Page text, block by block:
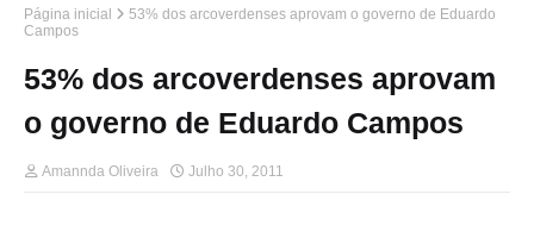
Página inicial
53% dos arcoverdenses aprovam o governo de Eduardo
Campos
53% dos arcoverdenses aprovam
o governo de Eduardo Campos
Amannda Oliveira Julho 30, 2011